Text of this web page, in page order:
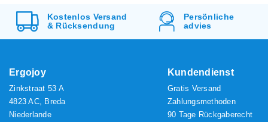
Kostenlos Versand
& Rücksendung
Persönliche
advies
Ergojoy
Zinkstraat 53 A
4823 AC, Breda
Niederlande
Kundendienst
Gratis Versand
Zahlungsmethoden
90 Tage Rückgaberecht